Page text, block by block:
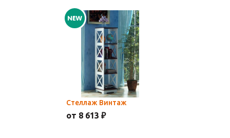
Стеллаж Винтаж
от 8 613 ₽